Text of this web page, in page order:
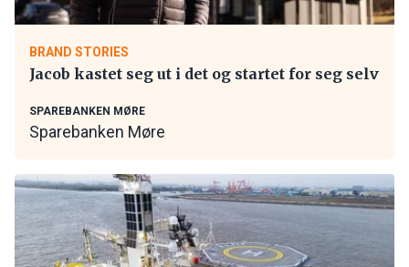
BRAND STORIES
Jacob kastet seg ut i det og startet for seg selv
SPAREBANKEN MØRE
Sparebanken Møre